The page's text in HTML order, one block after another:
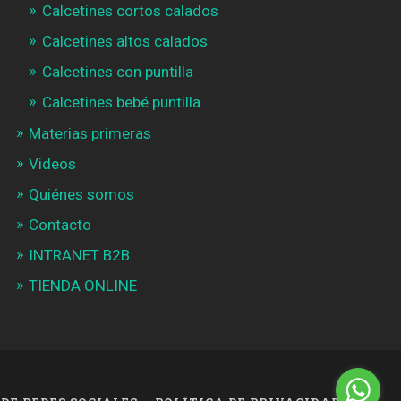
Calcetines cortos calados
Calcetines altos calados
Calcetines con puntilla
Calcetines bebé puntilla
Materias primeras
Videos
Quiénes somos
Contacto
INTRANET B2B
TIENDA ONLINE